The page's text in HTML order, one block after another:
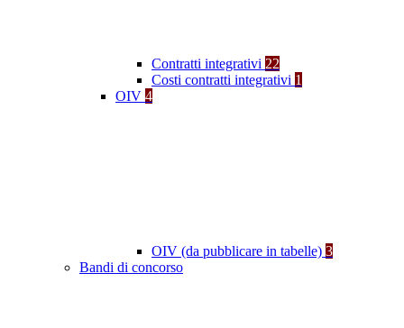
Contratti integrativi 22
Costi contratti integrativi 1
OIV 4
OIV (da pubblicare in tabelle) 3
Bandi di concorso